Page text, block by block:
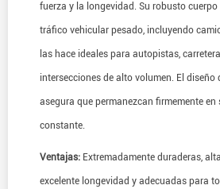
fuerza y la longevidad. Su robusto
tráfico vehicular pesado, incluyendo
las hace ideales para autopistas,
intersecciones de alto volumen. El diseño
asegura que permanezcan firmemente
constante.
Ventajas: Extremadamente duraderas,
excelente longevidad y adecuadas para